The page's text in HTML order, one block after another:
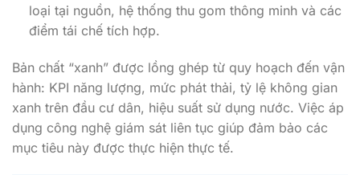
loại tại nguồn, hệ thống thu gom thông minh và các
điểm tái chế tích hợp.
Bản chất “xanh” được lồng ghép từ quy hoạch đến vận
hành: KPI năng lượng, mức phát thải, tỷ lệ không gian
xanh trên đầu cư dân, hiệu suất sử dụng nước. Việc áp
dụng công nghệ giám sát liên tục giúp đảm bảo các
mục tiêu này được thực hiện thực tế.